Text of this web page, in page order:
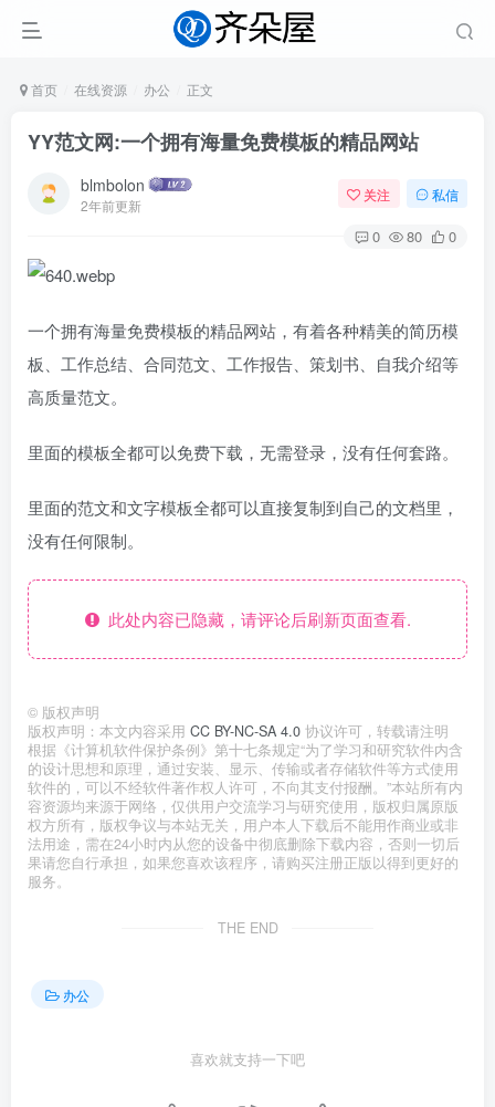
首页 在线资源 办公 正文
YY范文网:一个拥有海量免费模板的精品网站
blmbolon
2年前更新
关注 私信
0 80 0
一个拥有海量免费模板的精品网站，有着各种精美的简历模
板、工作总结、合同范文、工作报告、策划书、自我介绍等
高质量范文。
里面的模板全都可以免费下载，无需登录，没有任何套路。
里面的范文和文字模板全都可以直接复制到自己的文档里，
没有任何限制。
此处内容已隐藏，请评论后刷新页面查看.
© 版权声明
版权声明：本文内容采用 CC BY-NC-SA 4.0 协议许可，转载请注明
根据《计算机软件保护条例》第十七条规定“为了学习和研究软件内含
的设计思想和原理，通过安装、显示、传输或者存储软件等方式使用
软件的，可以不经软件著作权人许可，不向其支付报酬。”本站所有内
容资源均来源于网络，仅供用户交流学习与研究使用，版权归属原版
权方所有，版权争议与本站无关，用户本人下载后不能用作商业或非
法用途，需在24小时内从您的设备中彻底删除下载内容，否则一切后
果请您自行承担，如果您喜欢该程序，请购买注册正版以得到更好的
服务。
THE END
办公
喜欢就支持一下吧